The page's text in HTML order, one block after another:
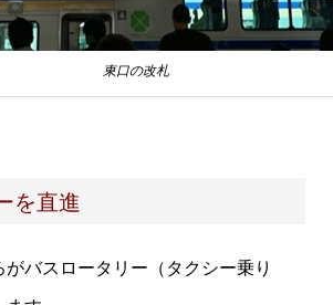
東口の改札
を直進
バスロータリー（タクシー乗り